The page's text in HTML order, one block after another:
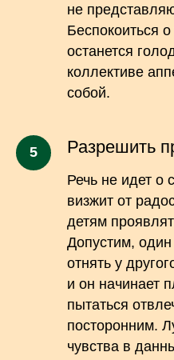
не
Беспокоиться
останется
коллективе
собой.
Разрешить
Речь не идет о
визжит от
детям
Допустим, один
отнять у
и он начинает
пытаться
посторонним.
чувства в